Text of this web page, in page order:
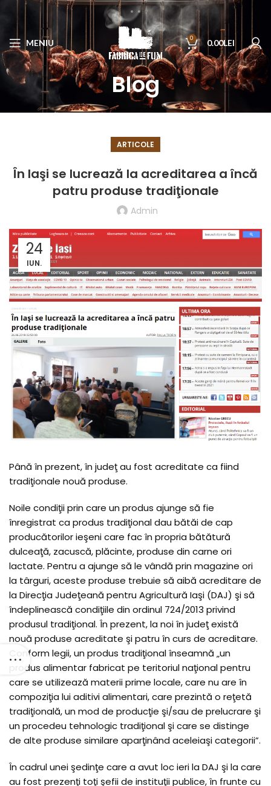
MENIU 0 0.00LEI
Blog
ARTICOLE
În Iaşi se lucrează la acreditarea a încă
patru produse tradiţionale
Admin
24
IUN.
Până în prezent, în judeţ au fost acreditate ca fiind
tradiţionale nouă produse.
Noile condiţii prin care un produs ajunge să fie
înregistrat ca produs tradiţional dau bătăi de cap
producătorilor ieşeni care fac în propria bătătură
dulceaţă, zacuscă, plăcinte, produse din carne ori
lactate. Pentru a ajunge să le vândă prin magazine ori
la târguri, aceste produse trebuie să aibă acreditare de
la Direcţia Judeţeană pentru Agricultură Iaşi (DAJ) şi să
îndeplinească condiţiile din ordinul 724/2013 privind
produsul tradiţional. În prezent, la noi în judeţ există
nouă produse acreditate şi patru în curs de acreditare.
Conform legii, un produs tradiţional înseamnă „un
produs alimentar fabricat pe teritoriul naţional pentru
care se utilizează materii prime locale, care nu are în
compoziţia lui aditivi alimentari, care prezintă o reţetă
tradiţională, un mod de producţie şi/sau de prelucrare şi
un procedeu tehnologic tradiţional şi care se distinge
de alte produse similare aparţinând aceleiaşi categorii”.
În cadrul unei şedinţe care a avut loc ieri la DAJ şi la care
au fost prezenţi toţi şefii de instituţii publice, în frunte cu